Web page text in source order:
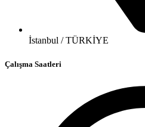
İstanbul / TÜRKİYE
Çalışma Saatleri